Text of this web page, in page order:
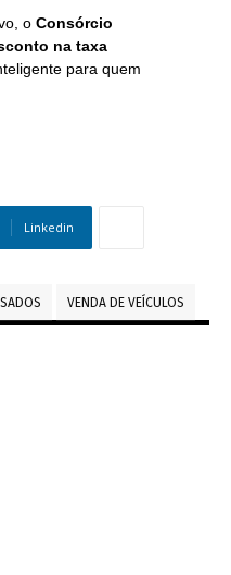
o Consórcio
na taxa
para quem
Linkedin
VENDA DE VEÍCULOS